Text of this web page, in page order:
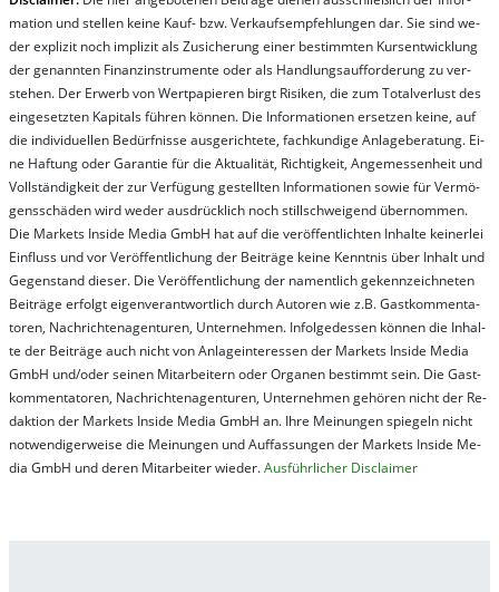
ma­t­ion und stel­len kei­ne Kauf- bzw. Ver­kaufs­em­pfeh­lung­en dar. Sie sind we­
der ex­pli­zit noch im­pli­zit als Zu­sich­er­ung ei­ner be­stim­mt­en Kurs­ent­wick­lung
der ge­nan­nt­en Fi­nanz­in­stru­men­te oder als Handl­ungs­auf­for­der­ung zu ver­
steh­en. Der Er­werb von Wert­pa­pier­en birgt Ri­si­ken, die zum To­tal­ver­lust des
ein­ge­setz­ten Ka­pi­tals füh­ren kön­nen. Die In­for­ma­tion­en er­setz­en kei­ne, auf
die in­di­vi­du­el­len Be­dür­fnis­se aus­ge­rich­te­te, fach­kun­di­ge An­la­ge­be­ra­tung. Ei­
ne Haf­tung oder Ga­ran­tie für die Ak­tu­ali­tät, Rich­tig­keit, An­ge­mes­sen­heit und
Vol­lständ­ig­keit der zur Ver­fü­gung ge­stel­lt­en In­for­ma­tion­en so­wie für Ver­mö­
gens­schä­den wird we­der aus­drück­lich noch stil­lschwei­gend über­nom­men.
Die Mar­kets In­side Me­dia GmbH hat auf die ver­öf­fent­lich­ten In­hal­te kei­ner­lei
Ein­fluss und vor Ver­öf­fent­lich­ung der Bei­trä­ge kei­ne Ken­nt­nis über In­halt und
Ge­gen­stand die­ser. Die Ver­öf­fent­lich­ung der na­ment­lich ge­kenn­zeich­net­en
Bei­trä­ge er­folgt ei­gen­ver­ant­wort­lich durch Au­tor­en wie z.B. Gast­kom­men­ta­
tor­en, Nach­richt­en­ag­en­tur­en, Un­ter­neh­men. In­fol­ge­des­sen kön­nen die In­hal­
te der Bei­trä­ge auch nicht von An­la­ge­in­te­res­sen der Mar­kets In­side Me­dia
GmbH und/oder sei­nen Mit­ar­bei­tern oder Or­ga­nen be­stim­mt sein. Die Gast­
kom­men­ta­tor­en, Nach­rich­ten­ag­en­tur­en, Un­ter­neh­men ge­hör­en nicht der Re­
dak­tion der Mar­kets In­side Me­dia GmbH an. Ihre Mei­nung­en spie­geln nicht
not­wen­di­ger­wei­se die Mei­nung­en und Auf­fas­sung­en der Mar­kets In­side Me­
dia GmbH und de­ren Mit­ar­bei­ter wie­der.Aus­führ­lich­er Dis­clai­mer